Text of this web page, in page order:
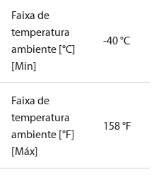
Faixa de
temperatura
ambiente [°C]
[Min]
-40 °C
Faixa de
temperatura
ambiente [°F]
[Máx]
158 °F